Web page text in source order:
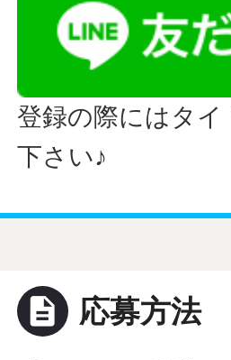
登録の際にはタ
下さい♪
description 応募方法